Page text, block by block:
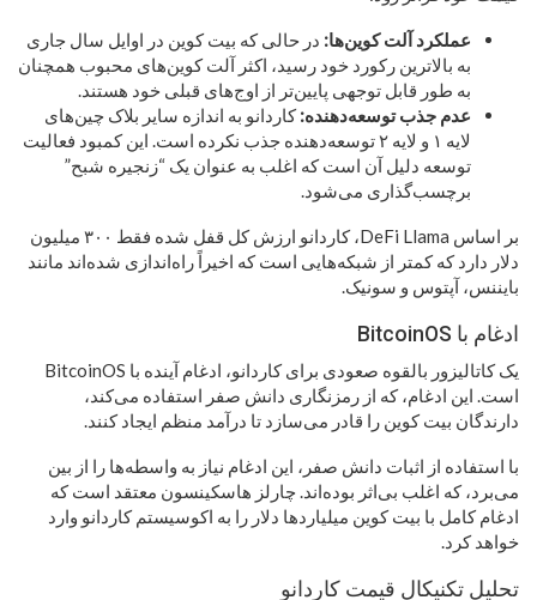
عملکرد آلت کوین‌ها: در حالی که بیت کوین در اوایل سال جاری
به بالاترین رکورد خود رسید، اکثر آلت کوین‌های محبوب همچنان
به طور قابل توجهی پایین‌تر از اوج‌های قبلی خود هستند.
عدم جذب توسعه‌دهنده:کاردانو به اندازه سایر بلاک چین‌های
لایه ۱ و لایه ۲ توسعه‌دهنده جذب نکرده است. این کمبود فعالیت
توسعه دلیل آن است که اغلب به عنوان یک “زنجیره شبح”
برچسب‌گذاری می‌شود.
بر اساس DeFi Llama، کاردانو ارزش کل قفل شده فقط ۳۰۰ میلیون
دلار دارد که کمتر از شبکه‌هایی است که اخیراً راه‌اندازی شده‌اند مانند
بایننس، آپتوس و سونیک.
ادغام با BitcoinOS
یک کاتالیزور بالقوه صعودی برای کاردانو، ادغام آینده با BitcoinOS
است. این ادغام، که از رمزنگاری دانش صفر استفاده می‌کند،
دارندگان بیت کوین را قادر می‌سازد تا درآمد منظم ایجاد کنند.
با استفاده از اثبات دانش صفر، این ادغام نیاز به واسطه‌ها را از بین
می‌برد، که اغلب بی‌اثر بوده‌اند. چارلز هاسکینسون معتقد است که
ادغام کامل با بیت کوین میلیاردها دلار را به اکوسیستم کاردانو وارد
خواهد کرد.
تحلیل تکنیکال قیمت کاردانو